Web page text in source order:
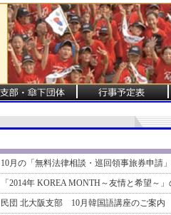
10月の「無料法律相談・巡回領事旅券申請
「2014年 KOREA MONTH～友情と希望～
民団 北大阪支部 10月韓国語講座のご案内